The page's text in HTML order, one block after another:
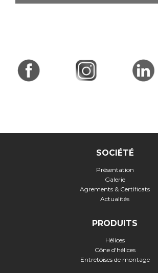
SOCIÉTÉ
Présentation
Galerie
Agrements & Certificats
Actualités
PRODUITS
Hélices
Cône d'hélices
Entretoises de montage